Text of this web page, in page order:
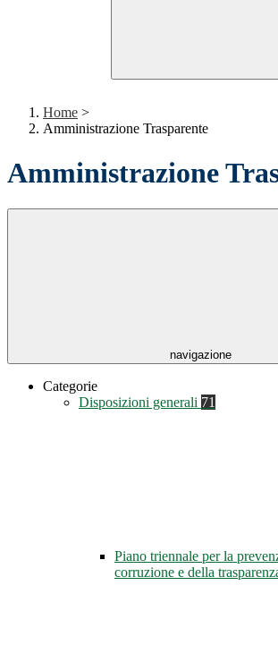
Home >
Amministrazione Trasparente
Amministrazione
navigazione
Categorie
Disposizioni generali 71
Piano triennale per la
corruzione e della